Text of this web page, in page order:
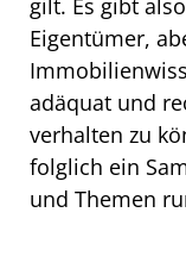
gilt. Es gibt
Eigentümer,
adäquat und
verhalten zu
folglich ein
und Themen